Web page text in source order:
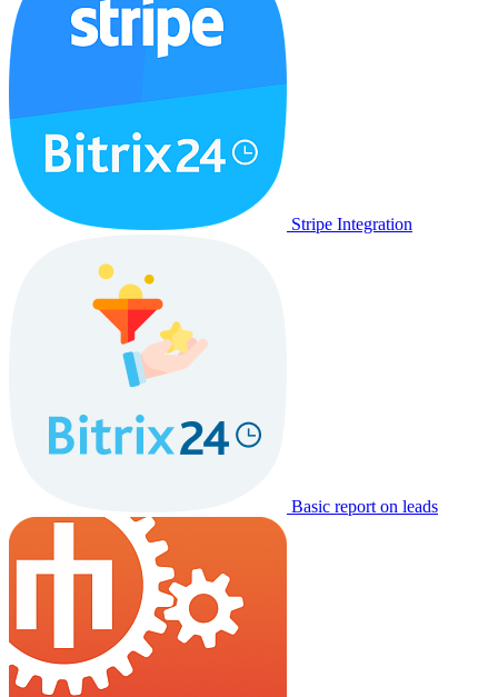
Stripe Integration
Basic report on leads